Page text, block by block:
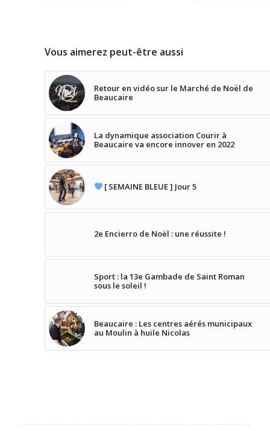
Vous aimerez peut-être aussi
Retour en vidéo sur le Marché de Noël de
Beaucaire
La dynamique association Courir à
Beaucaire va encore innover en 2022
[ SEMAINE BLEUE ] Jour 5
2e Encierro de Noël : une réussite !
Sport : la 13e Gambade de Saint Roman
sous le soleil !
Beaucaire : Les centres aérés municipaux
au Moulin à huile Nicolas